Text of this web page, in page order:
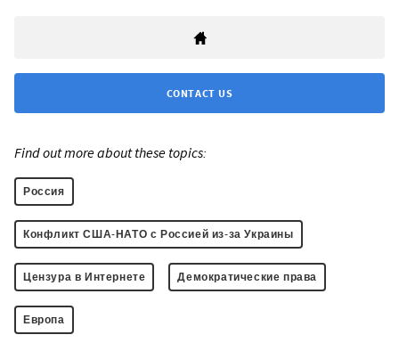
CONTACT US
Find out more about these topics:
Россия
Конфликт США-НАТО с Россией из-за Украины
Цензура в Интернете Демократические права
Европа